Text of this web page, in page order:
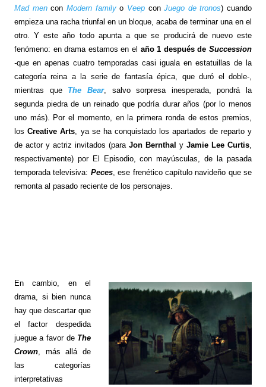
Mad mencon Modern familyo VeepconJuego de tronos) cuando
empieza una racha triunfal en un bloque, acaba de terminar una en el
otro. Y este año todo apunta a que se producirá de nuevo este
fenómeno: en drama estamos en el año 1 después deSuccession
-que en apenas cuatro temporadas casi iguala en estatuillas de la
categoría reina a la serie de fantasía épica, que duró el doble-,
mientras que The Bear, salvo sorpresa inesperada, pondrá la
segunda piedra de un reinado que podría durar años (por lo menos
uno más). Por el momento, en la primera ronda de estos premios,
losCreative Arts , ya se ha conquistado los apartados de reparto y
de actor y actriz invitados (para Jon Bernthal yJamie Lee Curtis
respectivamente) por El Episodio, con mayúsculas, de la pasada
temporada televisiva: Peces, ese frenético capítulo navideño que se
remonta al pasado reciente de los personajes.
En cambio, en el
drama, si bien nunca
hay que descartar que
el factor despedida
juegue a favor de The
Crown, más allá de
las categorías
interpretativas